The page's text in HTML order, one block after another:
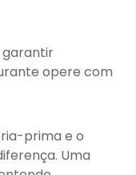
garantir
opere com
prima e o
Uma